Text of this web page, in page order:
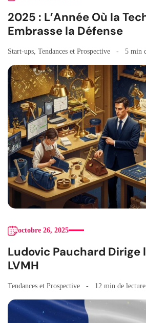
2025 : L’Année Où la
Embrasse la Défense
Start-ups Tendances et Prospective 5 min
octobre 26, 2025
Ludovic Pauchard Dirige
LVMH
Tendances et Prospective 12 min de lecture